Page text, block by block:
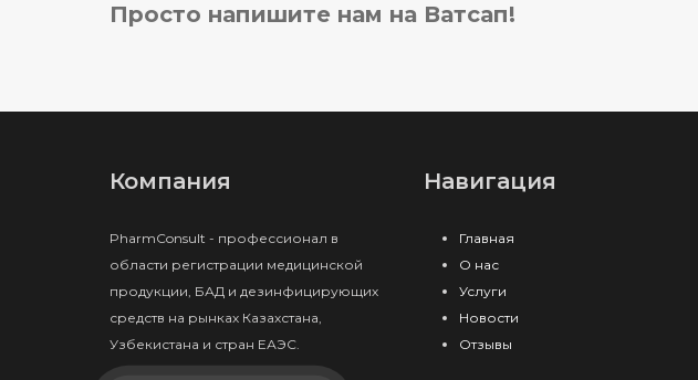
Просто напишите нам на Ватсап!
Компания
PharmConsult - профессионал в
области регистрации медицинской
продукции, БАД и дезинфицирующих
средств на рынках Казахстана,
Узбекистана и стран ЕАЭС.
Навигация
Главная
О нас
Услуги
Новости
Отзывы